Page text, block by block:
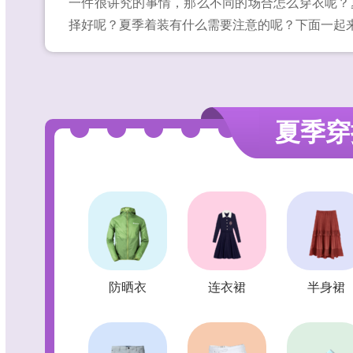
一件很讲究的事情，那么不同的场合怎么穿衣呢
择好呢？夏季着装有什么需要注意的呢？下面一起
夏季
防晒衣 连衣裙 半身裙